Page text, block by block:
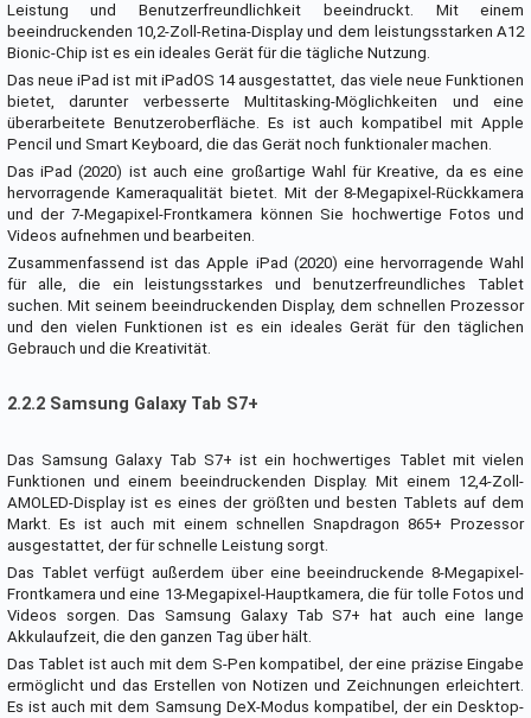
Leistung und Benutzerfreundlichkeit beeindruckt. Mit einem
beeindruckenden 10,2-Zoll-Retina-Display und dem leistungsstarken A12
Bionic-Chip ist es ein ideales Gerät für die tägliche Nutzung.
Das neue iPad ist mit iPadOS 14 ausgestattet, das viele neue Funktionen
bietet, darunter verbesserte Multitasking-Möglichkeiten und eine
überarbeitete Benutzeroberfläche. Es ist auch kompatibel mit Apple
Pencil und Smart Keyboard, die das Gerät noch funktionaler machen.
Das iPad (2020) ist auch eine großartige Wahl für Kreative, da es eine
hervorragende Kameraqualität bietet. Mit der 8-Megapixel-Rückkamera
und der 7-Megapixel-Frontkamera können Sie hochwertige Fotos und
Videos aufnehmen und bearbeiten.
Zusammenfassend ist das Apple iPad (2020) eine hervorragende Wahl
für alle, die ein leistungsstarkes und benutzerfreundliches Tablet
suchen. Mit seinem beeindruckenden Display, dem schnellen Prozessor
und den vielen Funktionen ist es ein ideales Gerät für den täglichen
Gebrauch und die Kreativität.
2.2.2 Samsung Galaxy Tab S7+
Das Samsung Galaxy Tab S7+ ist ein hochwertiges Tablet mit vielen
Funktionen und einem beeindruckenden Display. Mit einem 12,4-Zoll-
AMOLED-Display ist es eines der größten und besten Tablets auf dem
Markt. Es ist auch mit einem schnellen Snapdragon 865+ Prozessor
ausgestattet, der für schnelle Leistung sorgt.
Das Tablet verfügt außerdem über eine beeindruckende 8-Megapixel-
Frontkamera und eine 13-Megapixel-Hauptkamera, die für tolle Fotos und
Videos sorgen. Das Samsung Galaxy Tab S7+ hat auch eine lange
Akkulaufzeit, die den ganzen Tag über hält.
Das Tablet ist auch mit dem S-Pen kompatibel, der eine präzise Eingabe
ermöglicht und das Erstellen von Notizen und Zeichnungen erleichtert.
Es ist auch mit dem Samsung DeX-Modus kompatibel, der ein Desktop-